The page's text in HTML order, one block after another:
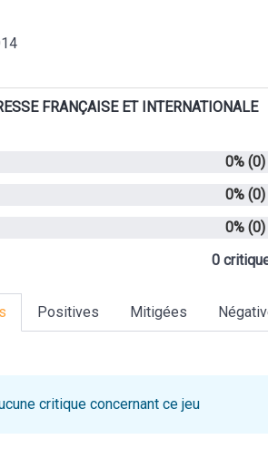
votre économie en créant le
et Game Center. -Partagez les
FRANÇAISE ET INTERNATIONALE
0% (0)
0% (0)
0% (0)
0
Positives Mitigées
critique concernant ce jeu